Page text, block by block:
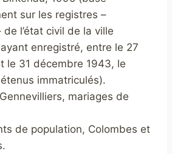
sur les registres –
de l’état civil de la ville
ayant enregistré, entre le 27
le 31 décembre 1943, le
immatriculés).
mariages de
de population, Colombes et